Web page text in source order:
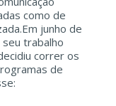
como de
junho de
trabalho
correr os
de